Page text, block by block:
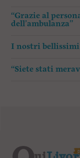
“Grazie al
dell’ambulanza”
I nostri
“Siete stati